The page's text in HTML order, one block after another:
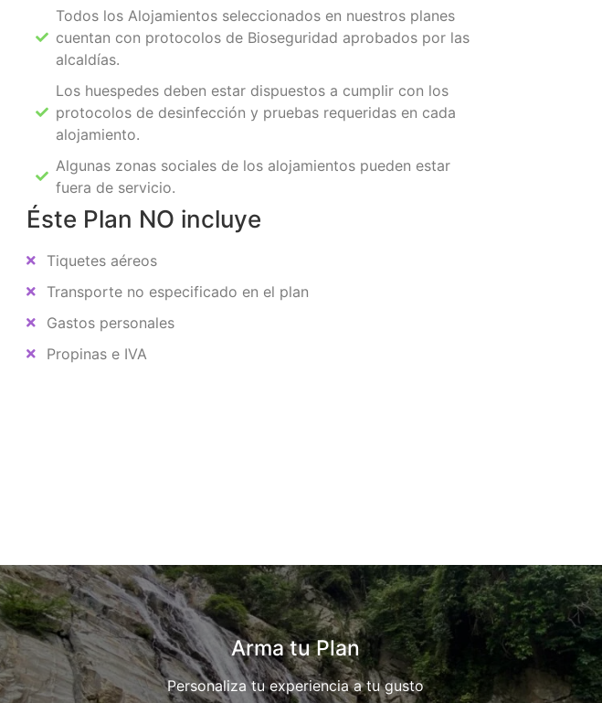
Todos los Alojamientos seleccionados en nuestros planes
cuentan con protocolos de Bioseguridad aprobados por las
alcaldías.
Los huespedes deben estar dispuestos a cumplir con los
protocolos de desinfección y pruebas requeridas en cada
alojamiento.
Algunas zonas sociales de los alojamientos pueden estar
fuera de servicio.
Éste Plan NO incluye
Tiquetes aéreos
Transporte no especificado en el plan
Gastos personales
Propinas e IVA
Arma tu Plan
Personaliza tu experiencia a tu gusto